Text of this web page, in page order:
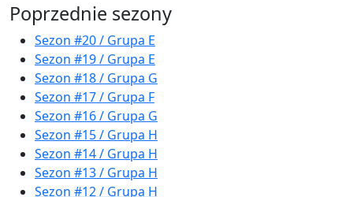
Poprzednie sezony
Sezon #20 / Grupa E
Sezon #19 / Grupa E
Sezon #18 / Grupa G
Sezon #17 / Grupa F
Sezon #16 / Grupa G
Sezon #15 / Grupa H
Sezon #14 / Grupa H
Sezon #13 / Grupa H
Sezon #12 / Grupa H